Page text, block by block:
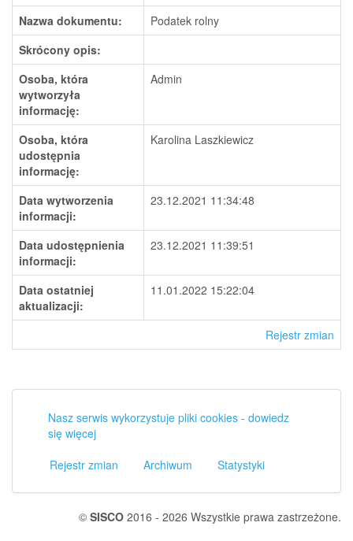
Nazwa dokumentu:
Podatek rolny
Skrócony opis:
Osoba, która
wytworzyła
informację:
Admin
Osoba, która
udostępnia
informację:
Karolina Laszkiewicz
Data wytworzenia
informacji:
23.12.2021 11:34:48
Data udostępnienia
informacji:
23.12.2021 11:39:51
Data ostatniej
aktualizacji:
11.01.2022 15:22:04
Rejestr zmian
Nasz serwis wykorzystuje pliki cookies - dowiedz
się więcej
Rejestr zmian
Archiwum Statystyki
© SISCO 2016 - 2026 Wszystkie prawa zastrzeżone.